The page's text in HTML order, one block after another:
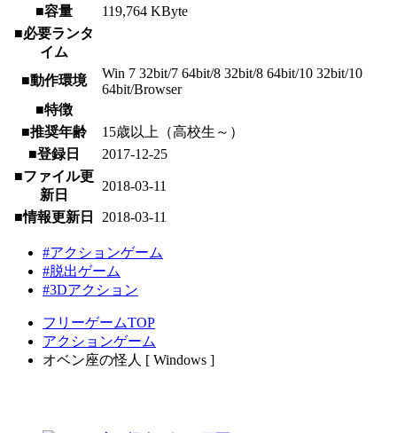
■容量
119,764 KByte
■必要ランタ
イム
■動作環境
Win 7 32bit/7 64bit/8 32bit/8 64bit/10 32bit/10
64bit/Browser
■特徴
■推奨年齢
15歳以上（高校生～）
■登録日
2017-12-25
■ファイル更
新日
2018-03-11
■情報更新日 2018-03-11
#アクションゲーム
#脱出ゲーム
#3Dアクション
フリーゲームTOP
アクションゲーム
オベン座の怪人 [ Windows ]